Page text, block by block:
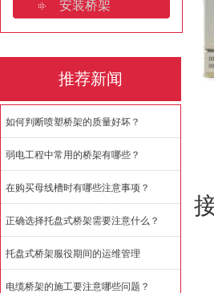
安装桥架
推荐新闻
如何判断喷塑桥架的质量好坏？
弱电工程中常用的桥架有哪些？
在购买母线槽时有哪些注意事项？
正确选择托盘式桥架需要注意什么？
托盘式桥架服役期间的运维管理
电缆桥架的施工要注意哪些问题？